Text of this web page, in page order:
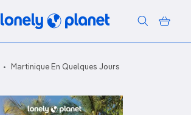
recherche
Martinique En Quelques Jours